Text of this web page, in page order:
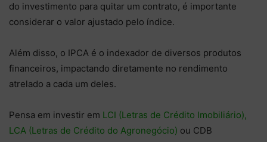
do investimento para quitar um contrato, é importante
considerar o valor ajustado pelo índice.
Além disso, o IPCA é o indexador de diversos produtos
financeiros, impactando diretamente no rendimento
atrelado a cada um deles.
Pensa em investir em LCI (Letras de Crédito Imobiliário),
LCA (Letras de Crédito do Agronegócio) ou CDB